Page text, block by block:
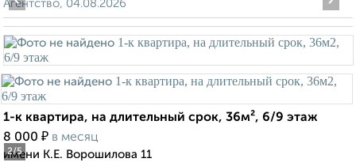
Агентство, 04.08.2026
2/5
1-к квартира, на длительный срок, 36м², 6/9 этаж
8 000 ₽ в месяц
имени К.Е. Ворошилова 11